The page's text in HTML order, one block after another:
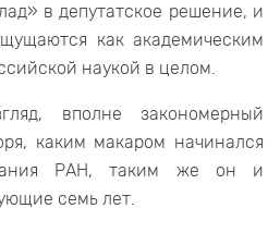
в депутатское решение, и
как академическим
наукой в целом.
вполне закономерный
каким макаром начинался
РАН, таким же он и
семь лет.